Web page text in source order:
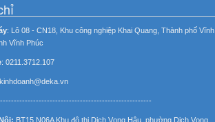
: Lô 08 - CN18, Khu công nghiệp Khai Quang, Thành phố Vĩnh
Vĩnh Phúc
: 0211.3712.107
BT15 N06A Khu đô thị Dịch Vọng Hậu, phường Dịch Vọng,